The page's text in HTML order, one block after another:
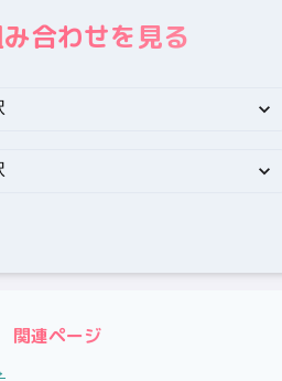
合わせを見る
関連ページ